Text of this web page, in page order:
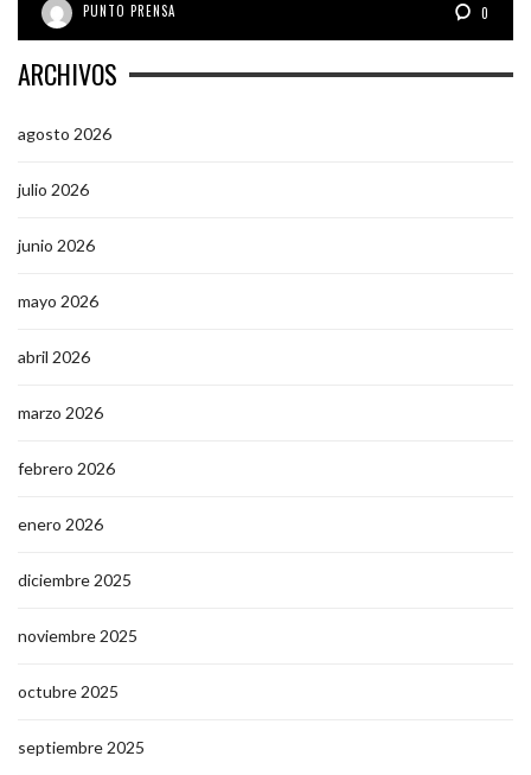
PUNTO PRENSA 0
ARCHIVOS
agosto 2026
julio 2026
junio 2026
mayo 2026
abril 2026
marzo 2026
febrero 2026
enero 2026
diciembre 2025
noviembre 2025
octubre 2025
septiembre 2025